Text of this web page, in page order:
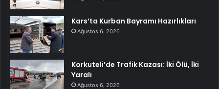
Kars’ta Kurban Bayramı Hazırlıkları
Ağustos 6, 2026
Korkuteli’de Trafik Kazası: İki Ölü, İki
Yaralı
Ağustos 6, 2026